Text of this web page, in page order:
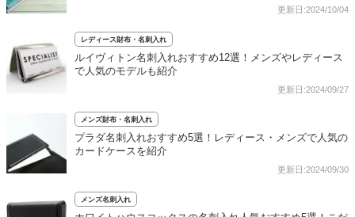
更新日:2024/10/04
レディース財布・名刺入れ
ルイヴィトン名刺入れおすすめ12選！メンズやレディース
で人気のモデルも紹介
更新日:2024/09/27
メンズ財布・名刺入れ
プラダ名刺入れおすすめ5選！レディース・メンズで人気の
カードケースを紹介
更新日:2024/09/30
メンズ名刺入れ